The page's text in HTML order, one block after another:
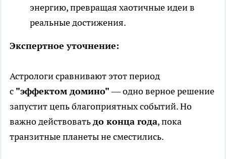
энергию, превращая хаотичные идеи в
реальные достижения.
Экспертное уточнение:
Астрологи сравнивают этот период
с "эффектом домино"— одно верное решение
запустит цепь благоприятных событий. Но
важно действовать до конца года, пока
транзитные планеты не сместились.